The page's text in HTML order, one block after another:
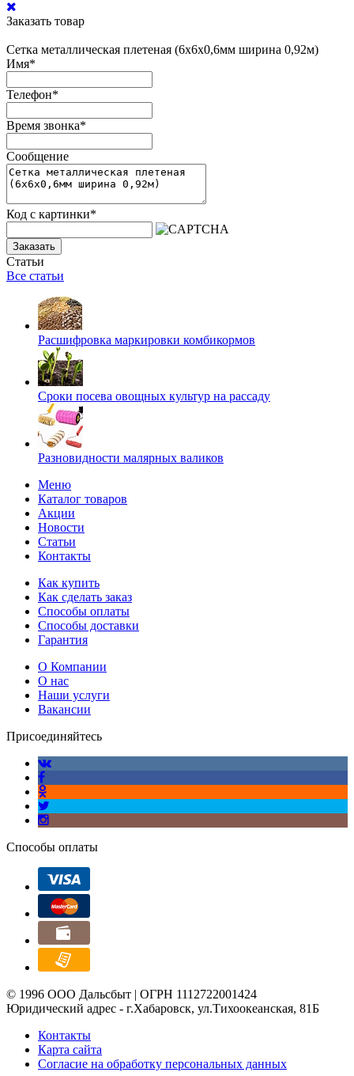
Заказать товар
Сетка металлическая плетеная (6х6х0,6мм ширина 0,92м)
Имя*
Телефон*
Время звонка*
Сообщение
Код с картинки*
Заказать
Статьи
Все статьи
Расшифровка маркировки комбикормов
Сроки посева овощных культур на рассаду
Разновидности малярных валиков
Меню
Каталог товаров
Акции
Новости
Статьи
Контакты
Как купить
Как сделать заказ
Способы оплаты
Способы доставки
Гарантия
О Компании
О нас
Наши услуги
Вакансии
Присоединяйтесь
Способы оплаты
© 1996 ООО Дальсбыт | ОГРН 1112722001424
Юридический адрес - г.Хабаровск, ул.Тихоокеанская, 81Б
Контакты
Карта сайта
Согласие на обработку персональных данных